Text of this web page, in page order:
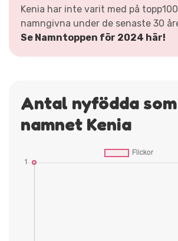
Kenia har inte varit med på
namngivna under de senaste 30
Se Namntoppen för 2024 här!
Antal nyfödda
namnet Kenia